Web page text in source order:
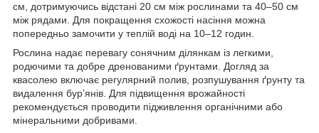
см, дотримуючись відстані 20 см між рослинами та 40–50 см
між рядами. Для покращення схожості насіння можна
попередньо замочити у теплій воді на 10–12 годин.
Рослина надає перевагу сонячним ділянкам із легкими,
родючими та добре дренованими ґрунтами. Догляд за
квасолею включає регулярний полив, розпушування ґрунту та
видалення бур’янів. Для підвищення врожайності
рекомендується проводити підживлення органічними або
мінеральними добривами.